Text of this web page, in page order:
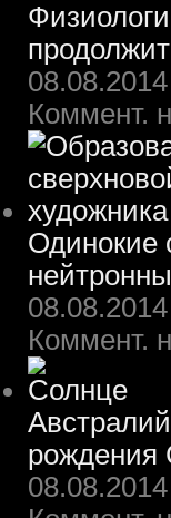
08.08.2014
Коммент.
Одинокие
08.08.2014
Коммент.
рождения
08.08.2014